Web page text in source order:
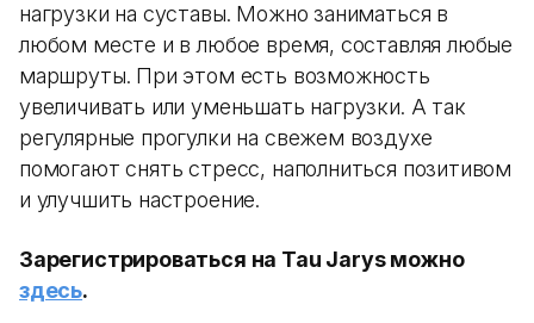
нагрузки на суставы. Можно заниматься в
любом месте и в любое время, составляя любые
маршруты. При этом есть возможность
увеличивать или уменьшать нагрузки. А так
регулярные прогулки на свежем воздухе
помогают снять стресс, наполниться позитивом
и улучшить настроение.
Зарегистрироваться на Tau Jarys можно
здесь.